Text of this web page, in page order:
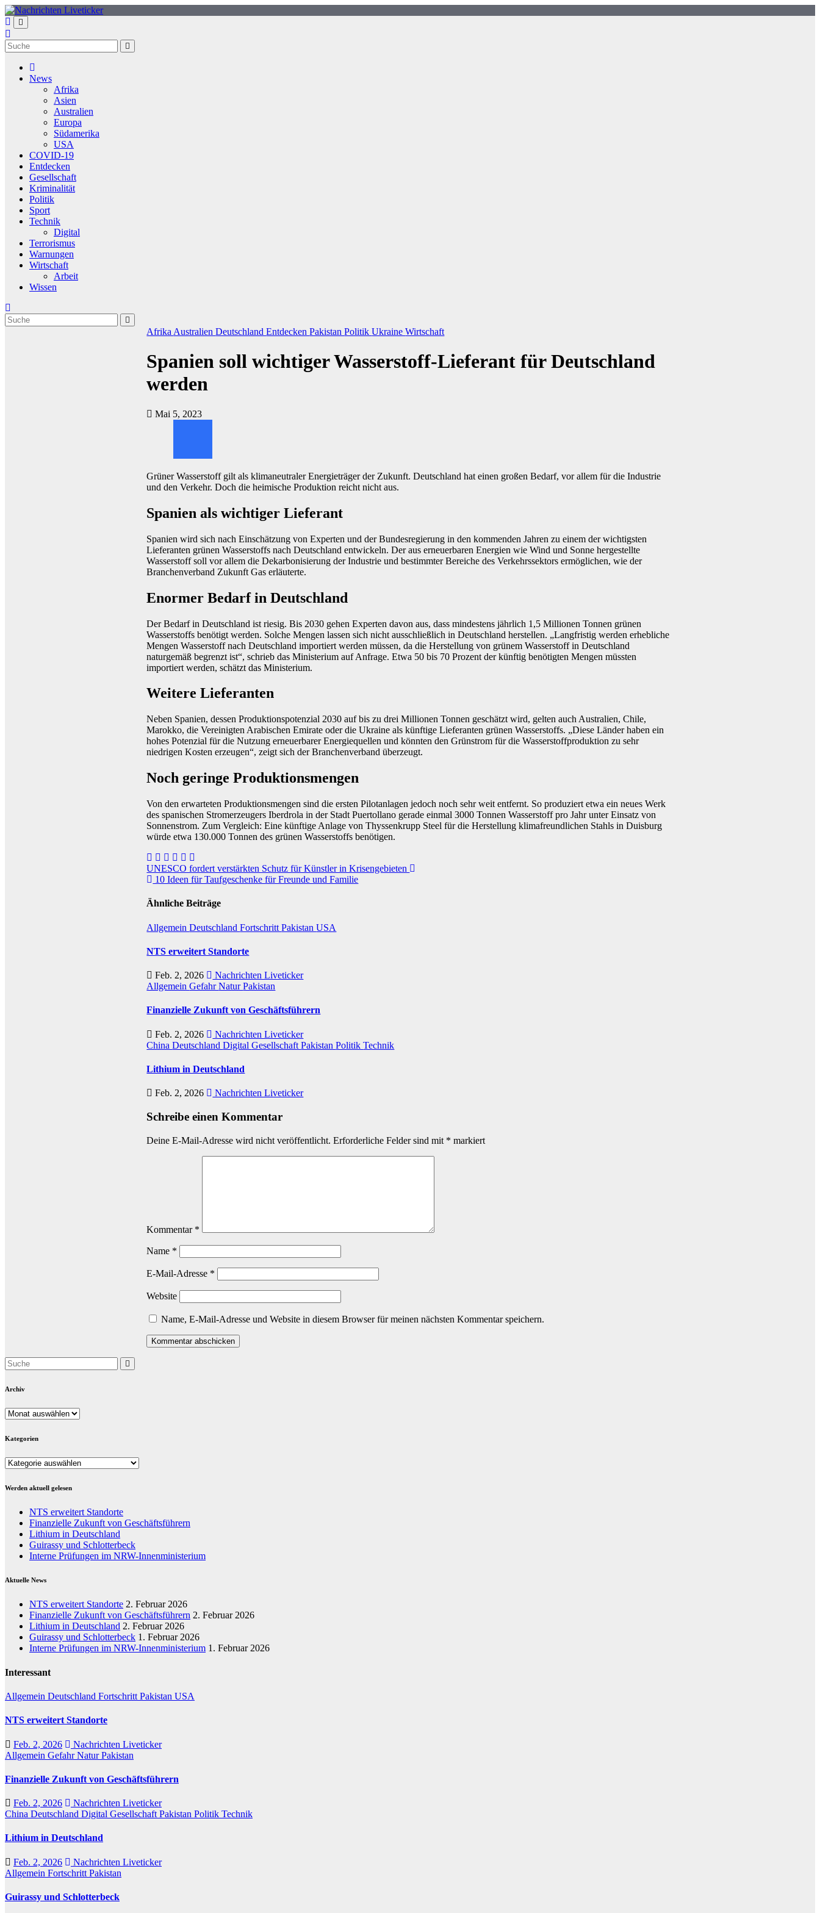
Zum
Inhalt
springen
News
Afrika
Asien
Australien
Europa
Südamerika
USA
COVID-19
Entdecken
Gesellschaft
Kriminalität
Politik
Sport
Technik
Digital
Terrorismus
Warnungen
Wirtschaft
Arbeit
Wissen
Afrika AustralienDeutschlandEntdeckenPakistanPolitikUkraineWirtschaft
Spanien soll wichtiger Wasserstoff-Lieferant für Deutschland
werden
Mai 5, 2023
Grüner Wasserstoff gilt als klimaneutraler Energieträger der Zukunft. Deutschland hat einen großen Bedarf, vor allem für die Industrie
und den Verkehr. Doch die heimische Produktion reicht nicht aus.
Spanien als wichtiger Lieferant
Spanien wird sich nach Einschätzung von Experten und der Bundesregierung in den kommenden Jahren zu einem der wichtigsten
Lieferanten grünen Wasserstoffs nach Deutschland entwickeln. Der aus erneuerbaren Energien wie Wind und Sonne hergestellte
Wasserstoff soll vor allem die Dekarbonisierung der Industrie und bestimmter Bereiche des Verkehrssektors ermöglichen, wie der
Branchenverband Zukunft Gas erläuterte.
Enormer Bedarf in Deutschland
Der Bedarf in Deutschland ist riesig. Bis 2030 gehen Experten davon aus, dass mindestens jährlich 1,5 Millionen Tonnen grünen
Wasserstoffs benötigt werden. Solche Mengen lassen sich nicht ausschließlich in Deutschland herstellen. „Langfristig werden erhebliche
Mengen Wasserstoff nach Deutschland importiert werden müssen, da die Herstellung von grünem Wasserstoff in Deutschland
naturgemäß begrenzt ist“, schrieb das Ministerium auf Anfrage. Etwa 50 bis 70 Prozent der künftig benötigten Mengen müssten
importiert werden, schätzt das Ministerium.
Weitere Lieferanten
Neben Spanien, dessen Produktionspotenzial 2030 auf bis zu drei Millionen Tonnen geschätzt wird, gelten auch Australien, Chile,
Marokko, die Vereinigten Arabischen Emirate oder die Ukraine als künftige Lieferanten grünen Wasserstoffs. „Diese Länder haben ein
hohes Potenzial für die Nutzung erneuerbarer Energiequellen und könnten den Grünstrom für die Wasserstoffproduktion zu sehr
niedrigen Kosten erzeugen“, zeigt sich der Branchenverband überzeugt.
Noch geringe Produktionsmengen
Von den erwarteten Produktionsmengen sind die ersten Pilotanlagen jedoch noch sehr weit entfernt. So produziert etwa ein neues Werk
des spanischen Stromerzeugers Iberdrola in der Stadt Puertollano gerade einmal 3000 Tonnen Wasserstoff pro Jahr unter Einsatz von
Sonnenstrom. Zum Vergleich: Eine künftige Anlage von Thyssenkrupp Steel für die Herstellung klimafreundlichen Stahls in Duisburg
würde etwa 130.000 Tonnen des grünen Wasserstoffs benötigen.
Beitragsnavigation
UNESCO fordert verstärkten Schutz für Künstler in Krisengebieten
10 Ideen für Taufgeschenke für Freunde und Familie
Ähnliche Beiträge
AllgemeinDeutschlandFortschrittPakistanUSA
NTS erweitert Standorte
Feb. 2, 2026
Nachrichten Liveticker
AllgemeinGefahrNaturPakistan
Finanzielle Zukunft von Geschäftsführern
Feb. 2, 2026
Nachrichten Liveticker
ChinaDeutschlandDigitalGesellschaftPakistanPolitikTechnik
Lithium in Deutschland
Feb. 2, 2026 Nachrichten Liveticker
Schreibe einen Kommentar
Deine E-Mail-Adresse wird nicht veröffentlicht. Erforderliche Felder sind mit * markiert
Kommentar *
Name *
E-Mail-Adresse *
Website
Name, E-Mail-Adresse und Website in diesem Browser für meinen nächsten Kommentar speichern.
Archiv
Archiv
Kategorien
Kategorien
Werden aktuell gelesen
NTS erweitert Standorte
Finanzielle Zukunft von Geschäftsführern
Lithium in Deutschland
Guirassy und Schlotterbeck
Interne Prüfungen im NRW-Innenministerium
Aktuelle News
NTS erweitert Standorte 2. Februar 2026
Finanzielle Zukunft von Geschäftsführern 2. Februar 2026
Lithium in Deutschland 2. Februar 2026
Guirassy und Schlotterbeck 1. Februar 2026
Interne Prüfungen im NRW-Innenministerium 1. Februar 2026
Interessant
Allgemein Deutschland Fortschritt Pakistan USA
NTS erweitert Standorte
Feb. 2, 2026
Nachrichten Liveticker
Allgemein GefahrNaturPakistan
Finanzielle Zukunft von Geschäftsführern
Feb. 2, 2026
Nachrichten Liveticker
China Deutschland Digital Gesellschaft Pakistan Politik Technik
Lithium in Deutschland
Feb. 2, 2026
Nachrichten Liveticker
Allgemein Fortschritt Pakistan
Guirassy und Schlotterbeck